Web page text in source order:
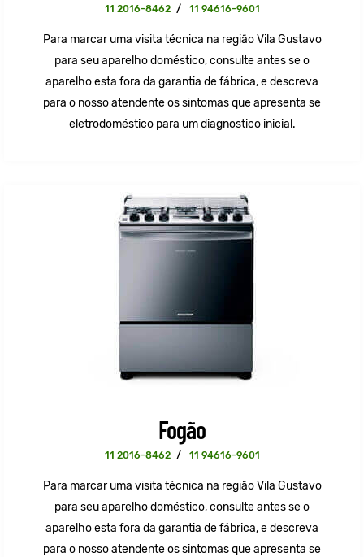
11 2016-8462 / 11 94616-9601
Para marcar uma visita técnica na região Vila Gustavo
para seu aparelho doméstico, consulte antes se o
aparelho esta fora da garantia de fábrica, e descreva
para o nosso atendente os sintomas que apresenta se
eletrodoméstico para um diagnostico inicial.
Fogão
11 2016-8462 / 11 94616-9601
Para marcar uma visita técnica na região Vila Gustavo
para seu aparelho doméstico, consulte antes se o
aparelho esta fora da garantia de fábrica, e descreva
para o nosso atendente os sintomas que apresenta se